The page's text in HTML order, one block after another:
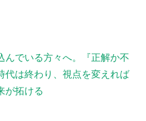
んでいる方々へ。『正解か不
代は終わり、視点を変えれば
が拓ける